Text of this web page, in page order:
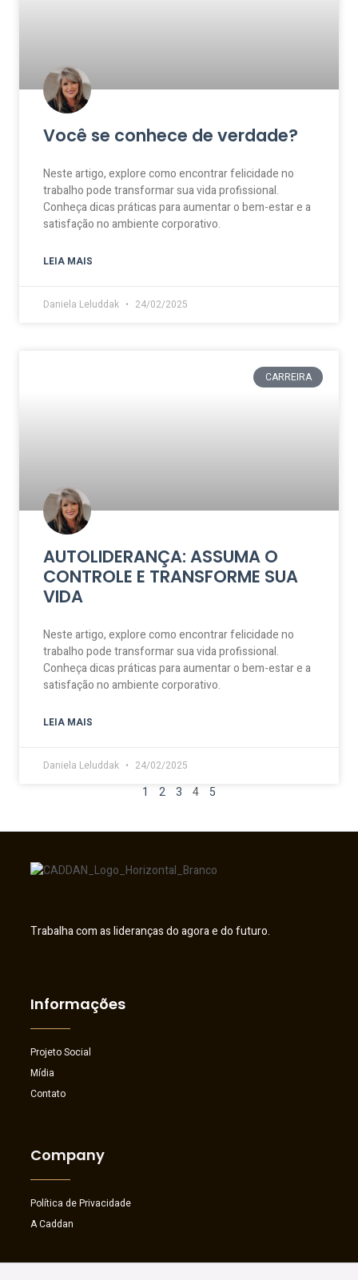
Você se conhece de verdade?
Neste artigo, explore como encontrar felicidade no
trabalho pode transformar sua vida profissional.
Conheça dicas práticas para aumentar o bem-estar e a
satisfação no ambiente corporativo.
LEIA MAIS
Daniela Leluddak 24/02/2025
CARREIRA
AUTOLIDERANÇA: ASSUMA O
CONTROLE E TRANSFORME SUA
VIDA
Neste artigo, explore como encontrar felicidade no
trabalho pode transformar sua vida profissional.
Conheça dicas práticas para aumentar o bem-estar e a
satisfação no ambiente corporativo.
LEIA MAIS
Daniela Leluddak 24/02/2025
1 2 3 4 5
Trabalha com as lideranças do agora e do futuro.
Informações
Projeto Social
Mídia
Contato
Company
Política de Privacidade
A Caddan